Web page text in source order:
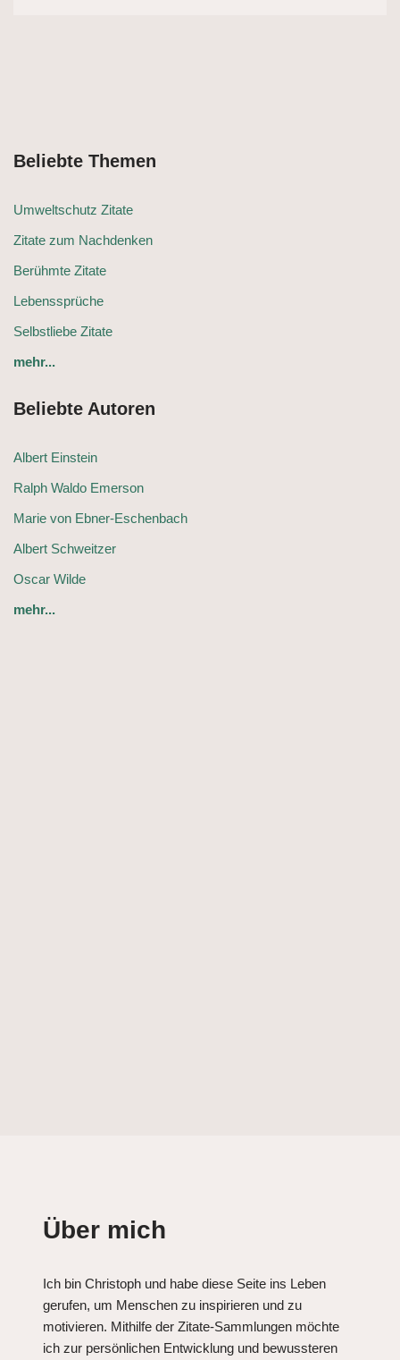
Beliebte Themen
Umweltschutz Zitate
Zitate zum Nachdenken
Berühmte Zitate
Lebenssprüche
Selbstliebe Zitate
mehr...
Beliebte Autoren
Albert Einstein
Ralph Waldo Emerson
Marie von Ebner-Eschenbach
Albert Schweitzer
Oscar Wilde
mehr...
Über mich
Ich bin Christoph und habe diese Seite ins Leben
gerufen, um Menschen zu inspirieren und zu
motivieren. Mithilfe der Zitate-Sammlungen möchte
ich zur persönlichen Entwicklung und bewussteren